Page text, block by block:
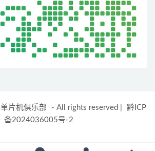
单片机俱乐部 - All rights reserved
黔ICP
备2024036005号-2